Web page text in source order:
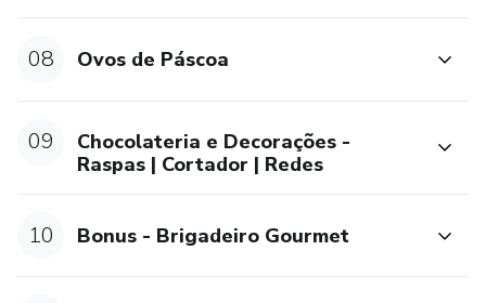
08 Ovos de Páscoa
09
Chocolateria e Decorações -
Raspas | Cortador | Redes
10 Bonus - Brigadeiro Gourmet